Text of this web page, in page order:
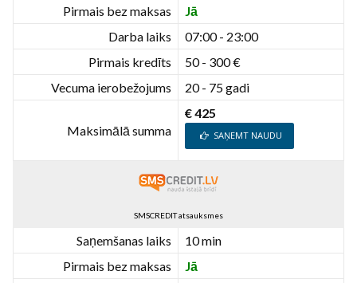
Pirmais bez maksas
Jā
Darba laiks
07:00 - 23:00
Pirmais kredīts
50 - 300 €
Vecuma ierobežojums
20 - 75 gadi
Maksimālā summa
€ 425
SAŅEMT NAUDU
SMSCREDIT atsauksmes
Saņemšanas laiks
10 min
Pirmais bez maksas
Jā